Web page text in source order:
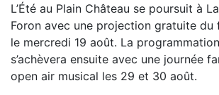
L’Été au Plain Château se poursuit à
Foron avec une projection gratuite du
le mercredi 19 août. La
s’achèvera ensuite avec une journée
open air musical les 29 et 30 août.